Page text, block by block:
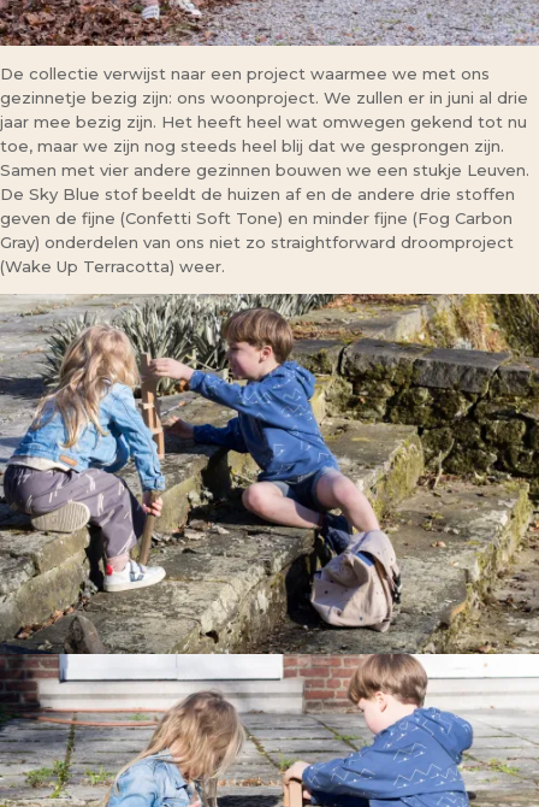
De collectie verwijst naar een project waarmee we met ons
gezinnetje bezig zijn: ons woonproject. We zullen er in juni al drie
jaar mee bezig zijn. Het heeft heel wat omwegen gekend tot nu
toe, maar we zijn nog steeds heel blij dat we gesprongen zijn.
Samen met vier andere gezinnen bouwen we een stukje Leuven.
De Sky Blue stof beeldt de huizen af en de andere drie stoffen
geven de fijne (Confetti Soft Tone) en minder fijne (Fog Carbon
Gray) onderdelen van ons niet zo straightforward droomproject
(Wake Up Terracotta) weer.